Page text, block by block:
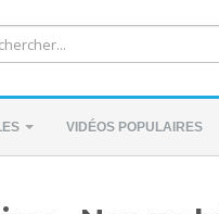
VIDÉOS POPULAIRES